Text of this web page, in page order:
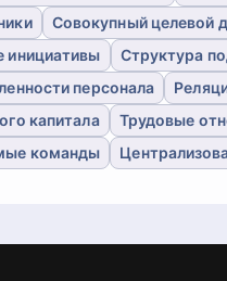
Совокупный целевой
инициативы
Структура
персонала
капитала
Трудовые
команды